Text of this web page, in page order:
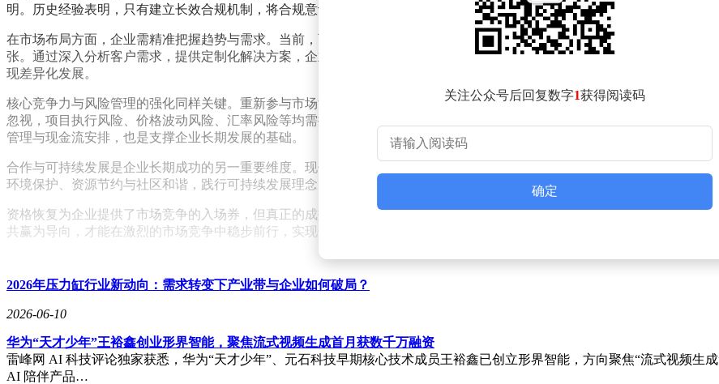
明。历史经验表明，只有建立长效合规机制，将合规意识融入企业文化，才能避免因管理疏漏再次影响经营稳定性。
在市场布局方面，企业需精准把握趋势与需求。当前，可持续能源、基础设施升级、环境保护等领域项目需求旺盛，企业应
张。通过深入分析客户需求，提供定制化解决方案，企业才能在竞争中占据有利位置。例如，在清洁能源电站建设、水资源
现差异化发展。
核心竞争力与风险管理的强化同样关键。重新参与市场竞争意味着面临更多同行挑战，企业需在工程技术、项目管理、成本
忽视，项目执行风险、价格波动风险、汇率风险等均需提前研判。企业需建立完善的风险评估与应对机制，从投标阶段就制
管理与现金流安排，也是支撑企业长期发展的基础。
合作与可持续发展是企业长期成功的另一重要维度。现代大型项目往往需要多方协作，企业需积极维护与供应商、分包商、
环境保护、资源节约与社区和谐，践行可持续发展理念，不仅能提升项目推进效率，还能增强企业社会形象，为赢得更多市场
资格恢复为企业提供了市场竞争的入场券，但真正的成效取决于企业如何运用这一条件。市场机遇与挑战并存，企业需以合
共赢为导向，才能在激烈的市场竞争中稳步前行，实现长期可持续发展。
关注公众号后回复数字1获得阅读码
确定
2026年压力缸行业新动向：需求转变下产业带与企业如何破局？
2026-06-10
华为“天才少年”王裕鑫创业形界智能，聚焦流式视频生成首月获数千万融资
雷峰网 AI 科技评论独家获悉，华为“天才少年”、元石科技早期核心技术成员王裕鑫已创立形界智能，方向聚焦“流式视频生
AI 陪伴产品…